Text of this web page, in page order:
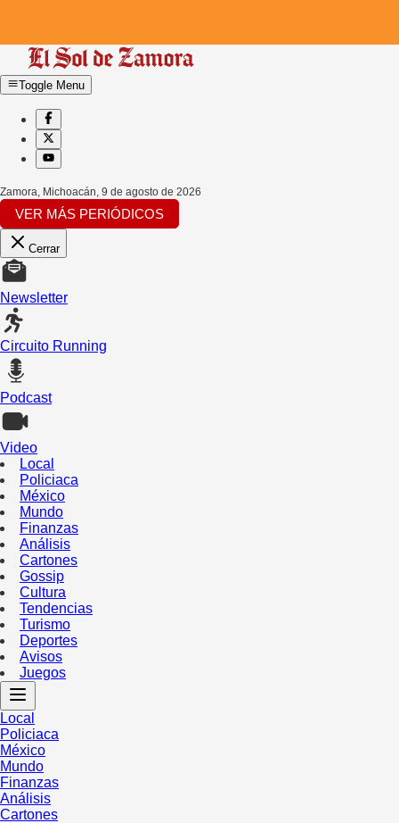
Toggle Menu
Zamora, Michoacán, 9 de agosto de 2026
VER MÁS PERIÓDICOS
Cerrar
Newsletter
Circuito Running
Podcast
Video
Local
Policiaca
México
Mundo
Finanzas
Análisis
Cartones
Gossip
Cultura
Tendencias
Turismo
Deportes
Avisos
Juegos
Local
Policiaca
México
Mundo
Finanzas
Análisis
Cartones